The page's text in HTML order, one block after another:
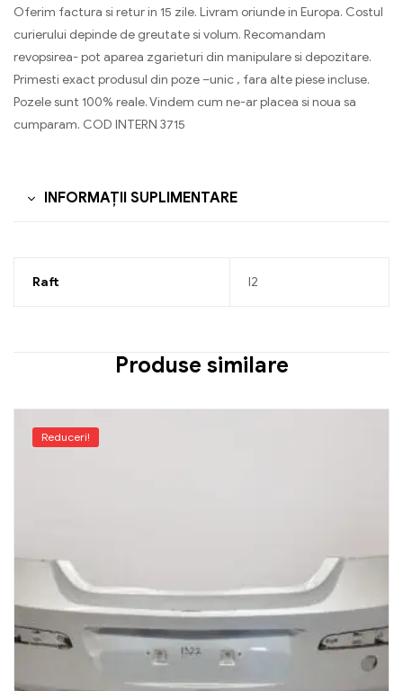
Oferim factura si retur in 15 zile. Livram oriunde in Europa. Costul
curierului depinde de greutate si volum. Recomandam
revopsirea- pot aparea zgarieturi din manipulare si depozitare.
Primesti exact produsul din poze –unic , fara alte piese incluse.
Pozele sunt 100% reale. Vindem cum ne-ar placea si noua sa
cumparam. COD INTERN 3715
INFORMAȚII SUPLIMENTARE
Raft I2
Produse similare
Reduceri!